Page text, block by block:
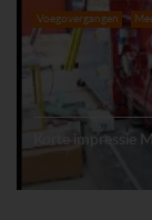
Voegovergangen
Korte impressie